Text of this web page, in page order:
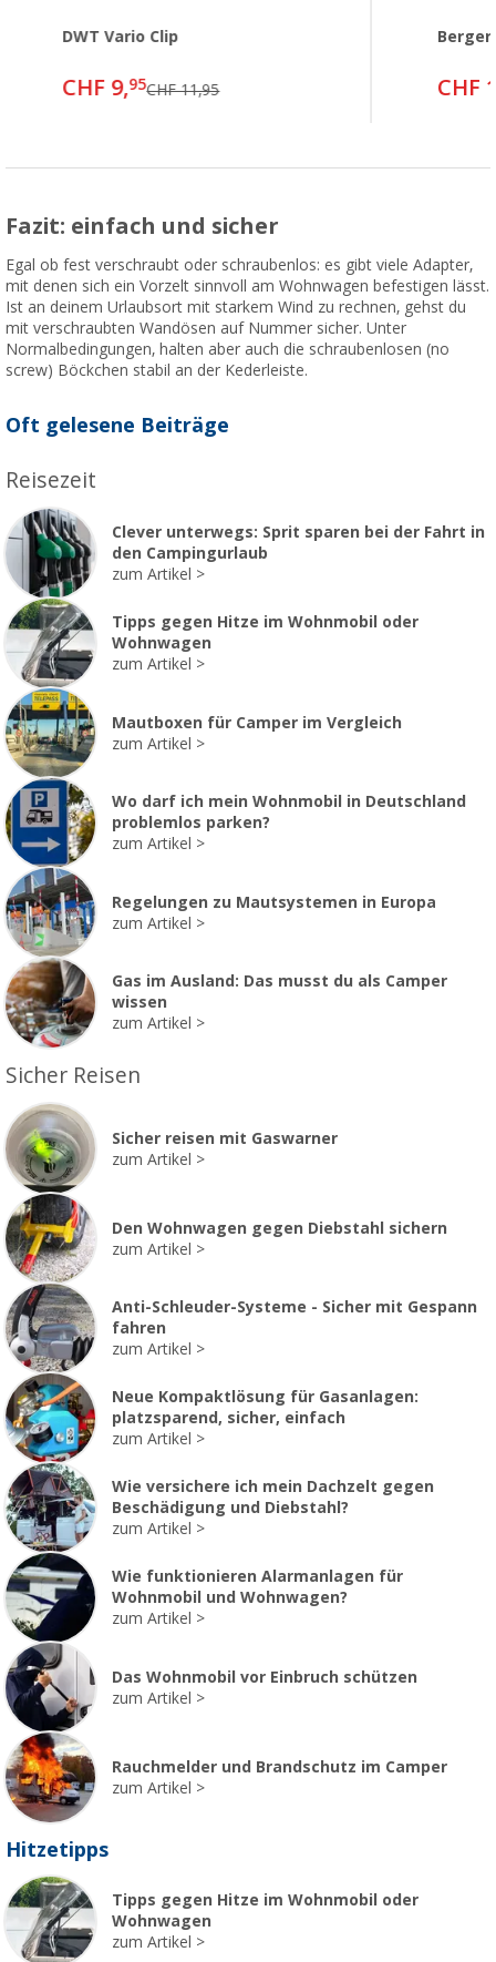
DWT Vario Clip
CHF 9,95CHF 11,95 CHF
Fazit: einfach und sicher
Egal ob fest verschraubt oder schraubenlos: es gibt viele Adapter,
mit denen sich ein Vorzelt sinnvoll am Wohnwagen befestigen lässt.
Ist an deinem Urlaubsort mit starkem Wind zu rechnen, gehst du
mit verschraubten Wandösen auf Nummer sicher. Unter
Normalbedingungen, halten aber auch die schraubenlosen (no
screw) Böckchen stabil an der Kederleiste.
Oft gelesene Beiträge
Reisezeit
Clever unterwegs: Sprit sparen bei der Fahrt in
den Campingurlaub
zum Artikel
Tipps gegen Hitze im Wohnmobil oder
Wohnwagen
zum Artikel
Mautboxen für Camper im Vergleich
zum Artikel
Wo darf ich mein Wohnmobil in Deutschland
problemlos parken?
zum Artikel
Regelungen zu Mautsystemen in Europa
zum Artikel
Gas im Ausland: Das musst du als Camper
wissen
zum Artikel
Sicher Reisen
Sicher reisen mit Gaswarner
zum Artikel
Den Wohnwagen gegen Diebstahl sichern
zum Artikel
Anti-Schleuder-Systeme - Sicher mit Gespann
fahren
zum Artikel
Neue Kompaktlösung für Gasanlagen:
platzsparend, sicher, einfach
zum Artikel
Wie versichere ich mein Dachzelt gegen
Beschädigung und Diebstahl?
zum Artikel
Wie funktionieren Alarmanlagen für
Wohnmobil und Wohnwagen?
zum Artikel
Das Wohnmobil vor Einbruch schützen
zum Artikel
Rauchmelder und Brandschutz im Camper
zum Artikel
Hitzetipps
Tipps gegen Hitze im Wohnmobil oder
Wohnwagen
zum Artikel